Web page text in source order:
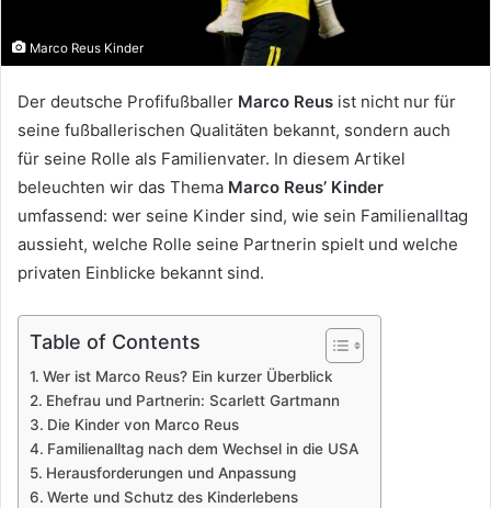
Marco Reus Kinder
Der deutsche Profifußballer Marco Reus ist nicht nur für
seine fußballerischen Qualitäten bekannt, sondern auch
für seine Rolle als Familienvater. In diesem Artikel
beleuchten wir das Thema Marco Reus’ Kinder
umfassend: wer seine Kinder sind, wie sein Familienalltag
aussieht, welche Rolle seine Partnerin spielt und welche
privaten Einblicke bekannt sind.
Table of Contents
Wer ist Marco Reus? Ein kurzer Überblick
Ehefrau und Partnerin: Scarlett Gartmann
Die Kinder von Marco Reus
Familienalltag nach dem Wechsel in die USA
Herausforderungen und Anpassung
Werte und Schutz des Kinderlebens